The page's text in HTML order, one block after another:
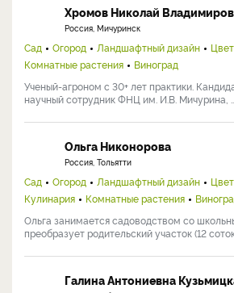
Хромов Николай
Россия, Мичуринск
Сад Огород Ландшафтный дизайн
Комнатные растения
Виноград
Ученый-агроном с 30+ лет практики.
научный сотрудник ФНЦ им. И.В. Мичурина, ...
Ольга Никонорова
Россия, Тольятти
Сад Огород Ландшафтный дизайн
Кулинария
Комнатные растения
Ольга занимается садоводством со
преобразует родительский участок (12
Галина Антониевна